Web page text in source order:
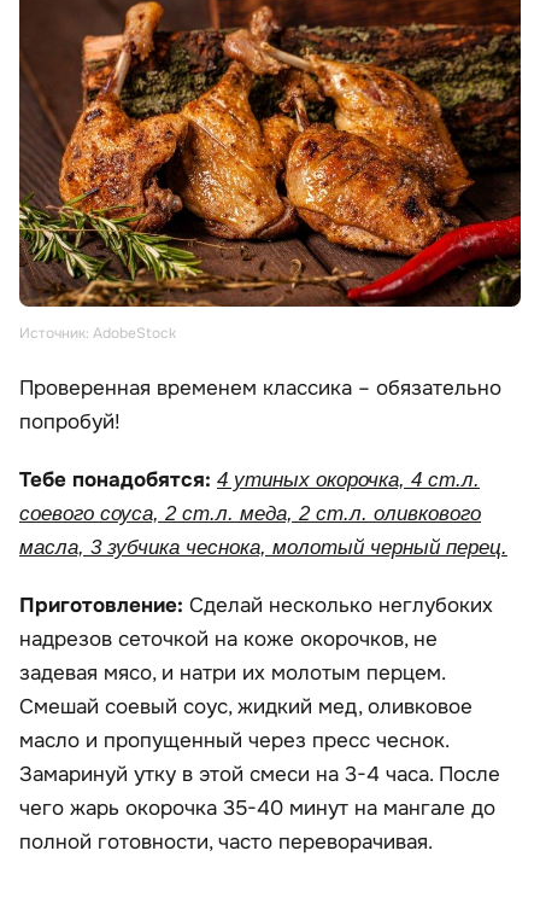
Источник: AdobeStock
Проверенная временем классика – обязательно
попробуй!
Тебе понадобятся: 4 утиных окорочка, 4 ст.л.
соевого соуса, 2 ст.л. меда, 2 ст.л. оливкового
масла, 3 зубчика чеснока, молотый черный перец.
Приготовление: Сделай несколько неглубоких
надрезов сеточкой на коже окорочков, не
задевая мясо, и натри их молотым перцем.
Смешай соевый соус, жидкий мед, оливковое
масло и пропущенный через пресс чеснок.
Замаринуй утку в этой смеси на 3-4 часа. После
чего жарь окорочка 35-40 минут на мангале до
полной готовности, часто переворачивая.